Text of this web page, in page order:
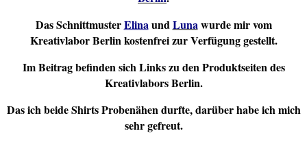
Das SchnittmusterElinaundLunawurde mir vom
Kreativlabor Berlin kostenfrei zur Verfügung gestellt.
Im Beitrag befinden sich Links zu den Produktseiten des
Kreativlabors Berlin.
Das ich beide Shirts Probenähen durfte, darüber habe ich mich
sehr gefreut.